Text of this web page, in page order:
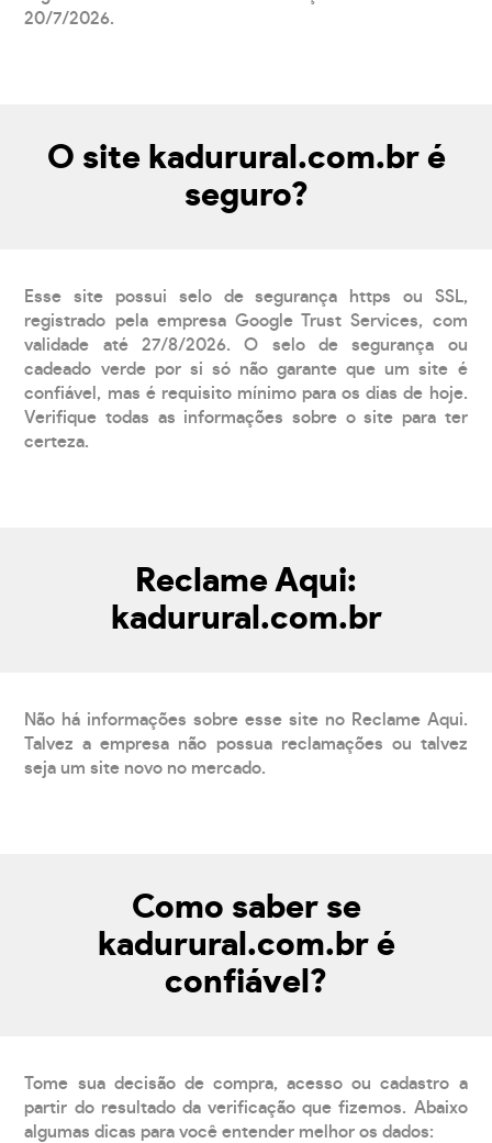
20/7/2026.
O site kadurural.com.br é
seguro?
Esse site possui selo de segurança https ou SSL,
registrado pela empresa Google Trust Services, com
validade até 27/8/2026. O selo de segurança ou
cadeado verde por si só não garante que um site é
confiável, mas é requisito mínimo para os dias de hoje.
Verifique todas as informações sobre o site para ter
certeza.
Reclame Aqui:
kadurural.com.br
Não há informações sobre esse site no Reclame Aqui.
Talvez a empresa não possua reclamações ou talvez
seja um site novo no mercado.
Como saber se
kadurural.com.br é
confiável?
Tome sua decisão de compra, acesso ou cadastro a
partir do resultado da verificação que fizemos. Abaixo
algumas dicas para você entender melhor os dados: